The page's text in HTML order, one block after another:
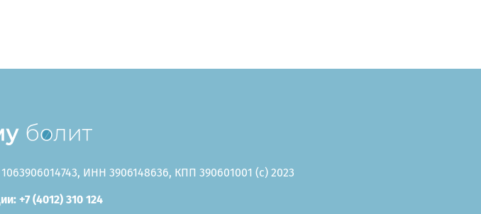
ИНН 3906148636, КПП 390601001 (c) 2023
+7 (4012) 310 124